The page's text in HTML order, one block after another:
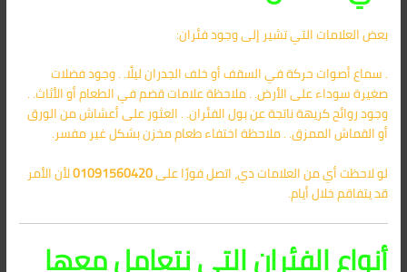
بعض العلامات التي تشير إلى وجود فئران:
. سماع أصوات حركة في السقف أو خلف الجدران ليلًا. . وجود فضلات
صغيرة سوداء على الأرض. . ملاحظة علامات قضم في الطعام أو الأثاث. .
وجود روائح كريهة ناتجة عن بول الفئران. . العثور على أعشاش من الورق
أو القماش الممزق. . ملاحظة اختفاء طعام مخزن بشكل غير مفسر.
لو لاحظت أي من العلامات دي، اتصل فورًا على01091560420لأن الأمر
قد يتفاقم خلال أيام.
أنواع الفئران التي نتعامل معها